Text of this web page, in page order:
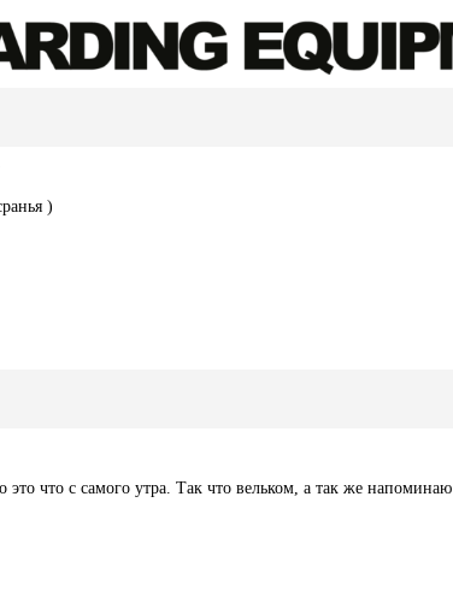
)
это что с самого утра. Так что вельком, а так же